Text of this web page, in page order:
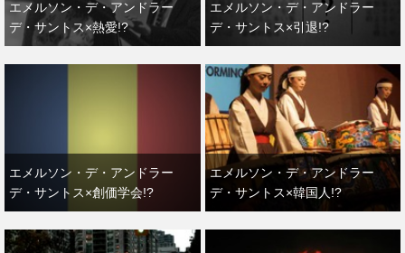
エメルソン・デ・アンドラー
デ・サントス×熱愛!?
エメルソン・デ・アンドラー
デ・サントス×引退!?
エメルソン・デ・アンドラー
デ・サントス×創価学会!?
エメルソン・デ・アンドラー
デ・サントス×韓国人!?